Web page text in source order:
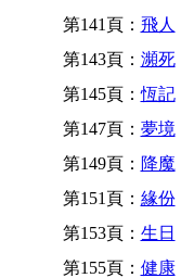
第141頁： 飛人
第143頁： 瀕死
第145頁：恆記
第147頁： 夢境
第149頁： 降魔
第151頁： 緣份
第153頁： 生日
第155頁： 健康